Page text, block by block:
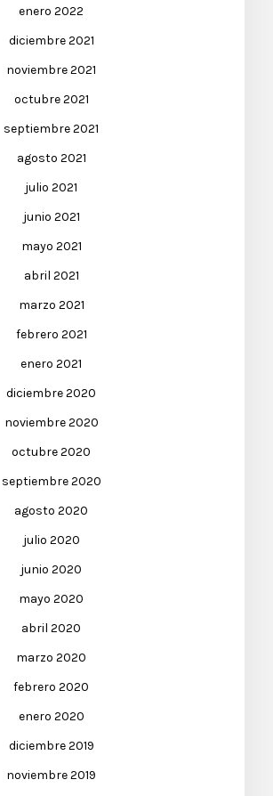
enero 2022
diciembre 2021
noviembre 2021
octubre 2021
septiembre 2021
agosto 2021
julio 2021
junio 2021
mayo 2021
abril 2021
marzo 2021
febrero 2021
enero 2021
diciembre 2020
noviembre 2020
octubre 2020
septiembre 2020
agosto 2020
julio 2020
junio 2020
mayo 2020
abril 2020
marzo 2020
febrero 2020
enero 2020
diciembre 2019
noviembre 2019